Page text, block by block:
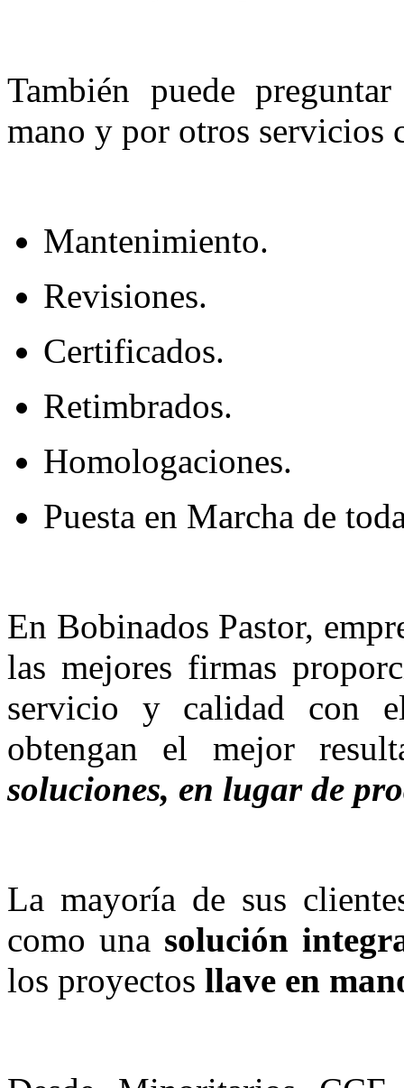
También puede
mano y por otros servicios
Mantenimiento.
Revisiones.
Certificados.
Retimbrados.
Homologaciones.
Puesta en Marcha de
En Bobinados Pastor,
las mejores firmas
servicio y calidad con
obtengan el mejor
soluciones, en lugar de
La mayoría de sus
como una solución
los proyectos llave en